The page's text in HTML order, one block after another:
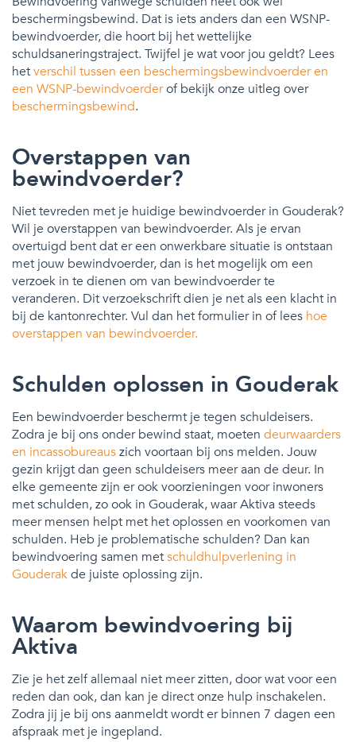
beschermingsbewind. Dat is iets anders dan een WSNP-
bewindvoerder, die hoort bij het wettelijke
schuldsaneringstraject. Twijfel je wat voor jou geldt? Lees
hetverschil tussen een beschermingsbewindvoerder en
een WSNP-bewindvoerderof bekijk onze uitleg over
beschermingsbewind.
Overstappen van
bewindvoerder?
Niet tevreden met je huidige bewindvoerder in Gouderak?
Wil je overstappen van bewindvoerder. Als je ervan
overtuigd bent dat er een onwerkbare situatie is ontstaan
met jouw bewindvoerder, dan is het mogelijk om een
verzoek in te dienen om van bewindvoerder te
veranderen. Dit verzoekschrift dien je net als een klacht in
bij de kantonrechter. Vul dan het formulier in of lees hoe
overstappen van bewindvoerder.
Schulden oplossen in Gouderak
Een bewindvoerder beschermt je tegen schuldeisers.
Zodra je bij ons onder bewind staat, moeten deurwaarders
en incassobureauszich voortaan bij ons melden. Jouw
gezin krijgt dan geen schuldeisers meer aan de deur. In
elke gemeente zijn er ook voorzieningen voor inwoners
met schulden, zo ook in Gouderak, waar Aktiva steeds
meer mensen helpt met het oplossen en voorkomen van
schulden. Heb je problematische schulden? Dan kan
bewindvoering samen metschuldhulpverlening in
Gouderakde juiste oplossing zijn.
Waarom bewindvoering bij
Aktiva
Zie je het zelf allemaal niet meer zitten, door wat voor een
reden dan ook, dan kan je direct onze hulp inschakelen.
Zodra jij je bij ons aanmeldt wordt er binnen 7 dagen een
afspraak met je ingepland.